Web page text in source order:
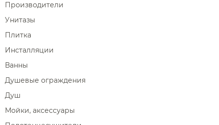
Производители
Унитазы
Плитка
Инсталляции
Ванны
Душевые ограждения
Душ
Мойки, аксессуары